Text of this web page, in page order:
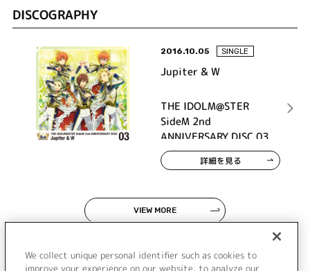
DISCOGRAPHY
2016.10.05 SINGLE
Jupiter & W
THE IDOLM@STER
SideM 2nd
ANNIVERSARY DISC 03
詳細を見る
VIEW MORE
We collect unique personal identifier such as cookies to
improve your experience on our website, to analyze our